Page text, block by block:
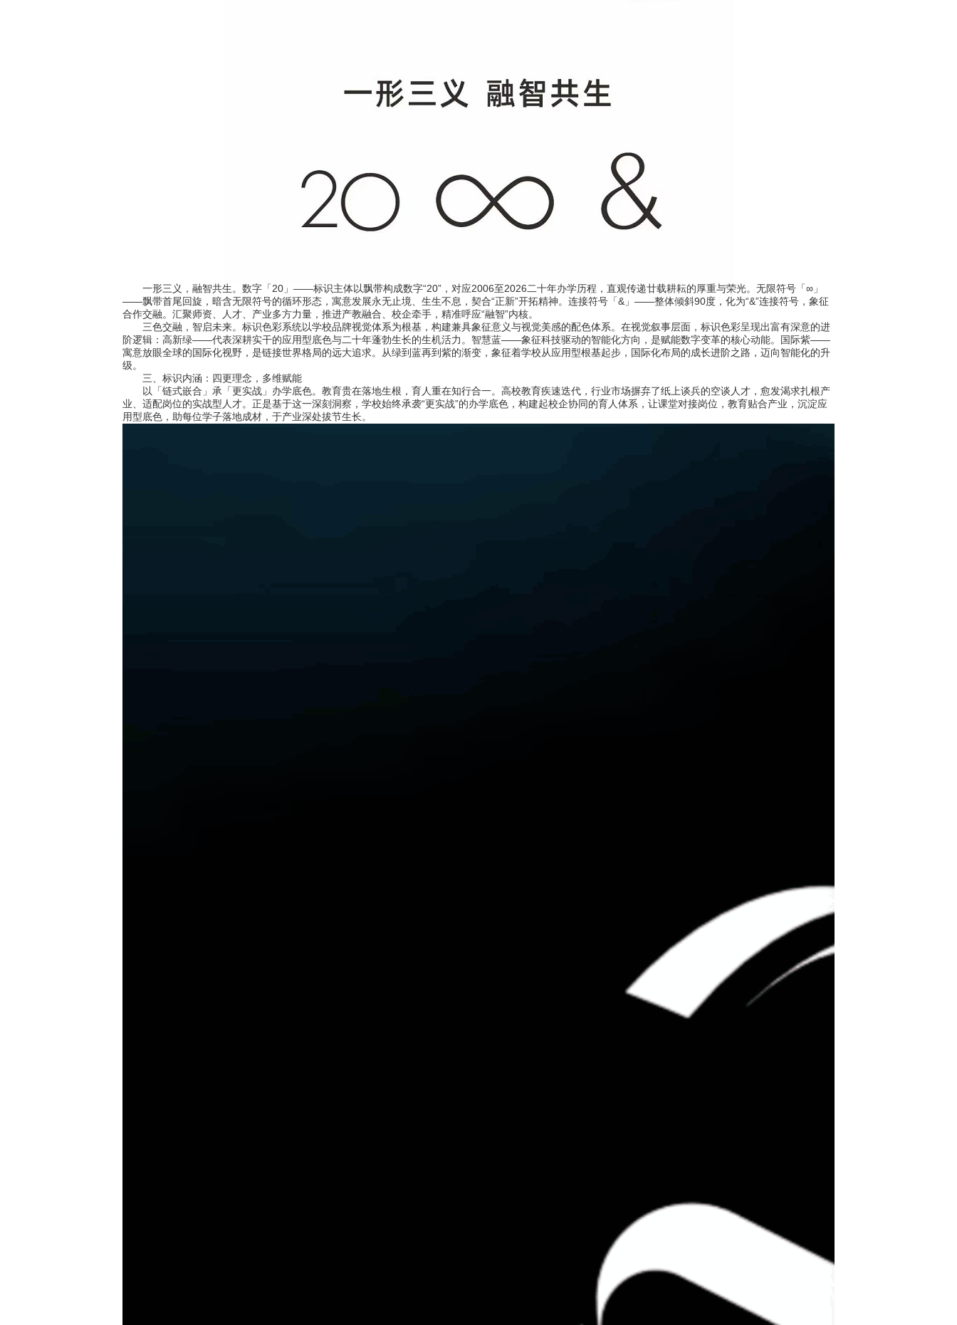
一形三义，融智共生。数字「20」——标识主体以飘带构成数字“20”，对应2006至2026二十年办学历程，直观传递廿载耕耘的厚重与荣光。无限符号「∞」
——飘带首尾回旋，暗含无限符号的循环形态，寓意发展永无止境、生生不息，契合“正新”开拓精神。连接符号「&」——整体倾斜90度，化为“&”连接符号，象征
合作交融。汇聚师资、人才、产业多方力量，推进产教融合、校企牵手，精准呼应“融智”内核。
三色交融，智启未来。标识色彩系统以学校品牌视觉体系为根基，构建兼具象征意义与视觉美感的配色体系。在视觉叙事层面，标识色彩呈现出富有深意的进
阶逻辑：高新绿——代表深耕实干的应用型底色与二十年蓬勃生长的生机活力。智慧蓝——象征科技驱动的智能化方向，是赋能数字变革的核心动能。国际紫——
寓意放眼全球的国际化视野，是链接世界格局的远大追求。从绿到蓝再到紫的渐变，象征着学校从应用型根基起步，国际化布局的成长进阶之路，迈向智能化的升
级。
三、标识内涵：四更理念，多维赋能
以「链式嵌合」承「更实战」办学底色。教育贵在落地生根，育人重在知行合一。高校教育疾速迭代，行业市场摒弃了纸上谈兵的空谈人才，愈发渴求扎根产
业、适配岗位的实战型人才。正是基于这一深刻洞察，学校始终承袭“更实战”的办学底色，构建起校企协同的育人体系，让课堂对接岗位，教育贴合产业，沉淀应
用型底色，助每位学子落地成材，于产业深处拔节生长。